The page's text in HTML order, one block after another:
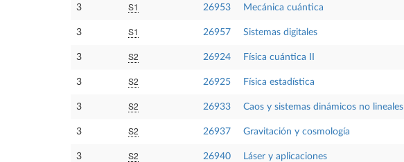
3 S1 26953 Mecánica cuántica
3 S1 26957 Sistemas digitales
3 S2 26924 Física cuántica II
3 S2 26925 Física estadística
3 S2 26933 Caos y sistemas dinámicos no lineales
3 S2 26937 Gravitación y cosmología
3 S2 26940 Láser y aplicaciones